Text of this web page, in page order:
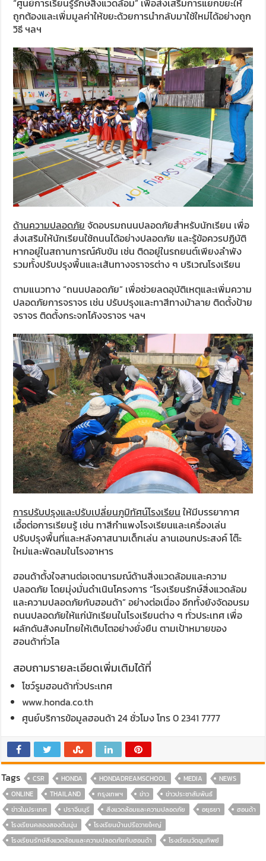
ถูกต้องและเพิ่มมูลค่าให้ขยะด้วยการนำกลับมาใช้ใหม่ได้อย่างถูก
วิธี ฯลฯ
ด้านความปลอดภัย จัดอบรมถนนปลอดภัยสำหรับนักเรียน เพื่อ
ส่งเสริมให้นักเรียนใช้ถนนได้อย่างปลอดภัย และรู้ข้อควรปฏิบัติ
หากอยู่ในสถานการณ์คับขัน เช่น ติดอยู่ในรถยนต์เพียงลำพัง
รวมทั้งปรับปรุงพื้นและเส้นทางจราจรต่าง ๆ บริเวณโรงเรียน
ตามแนวทาง “ถนนปลอดภัย” เพื่อช่วยลดอุบัติเหตุและเพิ่มความ
ปลอดภัยการจราจร เช่น ปรับปรุงและทาสีทางม้าลาย ติดตั้งป้าย
จราจร ติดตั้งกระจกโค้งจราจร ฯลฯ
การปรับปรุงและปรับเปลี่ยนภูมิทัศน์โรงเรียน ให้มีบรรยากาศ
เอื้อต่อการเรียนรู้ เช่น ทาสีกำแพงโรงเรียนและเครื่องเล่น
ปรับปรุงพื้นที่และหลังคาสนามเด็กเล่น ลานเอนกประสงค์ โต๊ะ
ใหม่และพัดลมในโรงอาหาร
ฮอนด้าตั้งใจสานต่อเจตนารมณ์ด้านสิ่งแวดล้อมและความ
ปลอดภัย โดยมุ่งมั่นดำเนินโครงการ “โรงเรียนรักษ์สิ่งแวดล้อม
และความปลอดภัยกับฮอนด้า” อย่างต่อเนื่อง อีกทั้งยังจัดอบรม
ถนนปลอดภัยให้แก่นักเรียนในโรงเรียนต่าง ๆ ทั่วประเทศ เพื่อ
ผลักดันสังคมไทยให้เติบโตอย่างยั่งยืน ตามเป้าหมายของ
ฮอนด้าทั่วโล
สอบถามรายละเอียดเพิ่มเติมได้ที่
โชว์รูมฮอนด้าทั่วประเทศ
www.honda.co.th
ศูนย์บริการข้อมูลฮอนด้า 24 ชั่วโมง โทร0 2341 7777
Tags CSR HONDA HONDADREAMSCHOOL MEDIA
NEWS
ONLINE
THAILAND กรุงเทพฯ ข่าว
ข่าวประชาสัมพันธ์
ข่าวในประเทศ
ปราจีนบุรี สิ่งแวดล้อมและความปลอดภัย อยุธยา
ฮอนด้า
โรงเรียนคลองสองต้นนุ่น
โรงเรียนบ้านปรือวายใหญ่
โรงเรียนรักษ์สิ่งแวดล้อมและความปลอดภัยกับฮอนด้า
โรงเรียนวัดขุนทิพย์